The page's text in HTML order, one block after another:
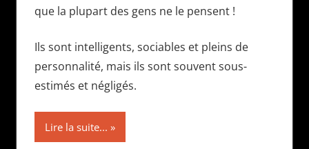
que la plupart des gens ne le pensent !
Ils sont intelligents, sociables et pleins de
personnalité, mais ils sont souvent sous-
estimés et négligés.
Lire la suite...